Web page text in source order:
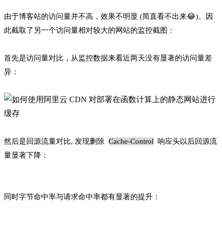
由于博客站的访问量并不高，效果不明显 (简直看不出来😂)。因
此截取了另一个访问量相对较大的网站的监控截图：
首先是访问量对比，从监控数据来看近两天没有显著的访问量差
异：
然后是回源流量对比, 发现删除 Cache-Control 响应头以后回源流
量显著下降：
同时字节命中率与请求命中率都有显著的提升：